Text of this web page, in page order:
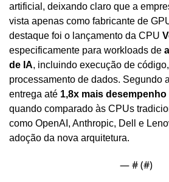
artificial, deixando claro que a
vista apenas como fabricante de
destaque foi o lançamento da CPU
especificamente para workloads de
de IA, incluindo execução de
processamento de dados. Segundo
entrega até 1,8x mais desempenho
quando comparado às CPUs
como OpenAI, Anthropic, Dell e
adoção da nova arquitetura.
— # (#)